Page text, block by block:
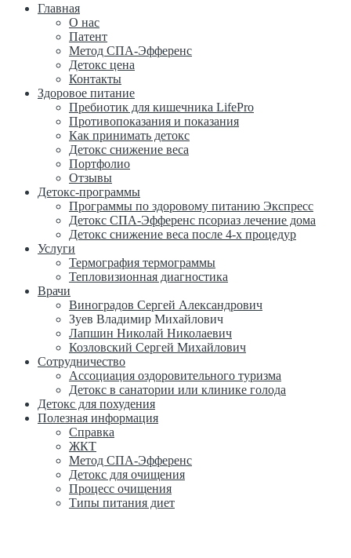
Главная
О нас
Патент
Метод СПА-Эфференс
Детокс цена
Контакты
Здоровое питание
Пребиотик для кишечника LifePro
Противопоказания и показания
Как принимать детокс
Детокс снижение веса
Портфолио
Отзывы
Детокс-программы
Программы по здоровому питанию Экспресс
Детокс СПА-Эфференс псориаз лечение дома
Детокс снижение веса после 4-х процедур
Услуги
Термография термограммы
Тепловизионная диагностика
Врачи
Виноградов Сергей Александрович
Зуев Владимир Михайлович
Лапшин Николай Николаевич
Козловский Сергей Михайлович
Сотрудничество
Ассоциация оздоровительного туризма
Детокс в санатории или клинике голода
Детокс для похудения
Полезная информация
Справка
ЖКТ
Метод СПА-Эфференс
Детокс для очищения
Процесс очищения
Типы питания диет